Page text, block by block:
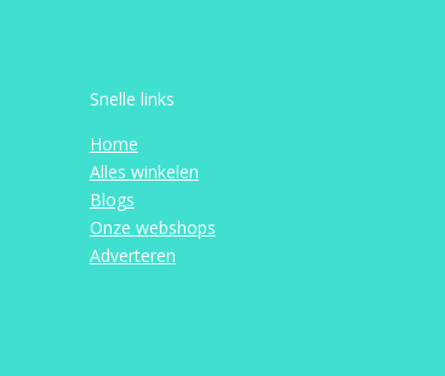
Snelle links
Home
Alles winkelen
Blogs
Onze webshops
Adverteren